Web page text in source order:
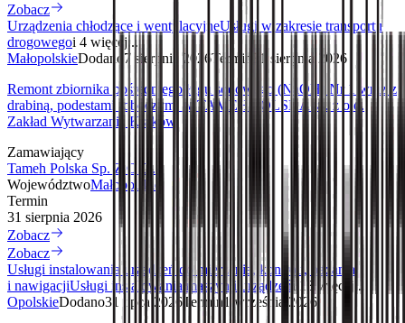
Zobacz
Urządzenia chłodzące i wentylacyjneUsługi w zakresie transportu
drogowegoi 4 więcej...
MałopolskieDodano 7 sierpnia 2026Termin
31 sierpnia 2026
Remont zbiornika pośredniego ługu sodowego (NaOH) Nr 1 wraz z
drabiną, podestami roboczymi w TAMEH POLSKA sp. z o.o.
Zakład Wytwarzania Kraków.
Zamawiający
Tameh Polska Sp. Z O.O.
WojewództwoMałopolskie
Termin
31 sierpnia 2026
Zobacz
Zobacz
Usługi instalowania urządzeń do mierzenia, kontroli, badania
i nawigacjiUsługi instalowania maszyn i urządzeń i 13 więcej...
OpolskieDodano31 lipca 2026 Termin 1 września 2026